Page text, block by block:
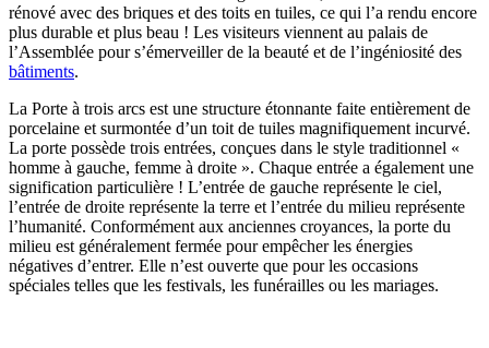
rénové avec des briques et des toits en tuiles, ce qui l’a rendu encore
plus durable et plus beau ! Les visiteurs viennent au palais de
l’Assemblée pour s’émerveiller de la beauté et de l’ingéniosité des
bâtiments.
La Porte à trois arcs est une structure étonnante faite entièrement de
porcelaine et surmontée d’un toit de tuiles magnifiquement incurvé.
La porte possède trois entrées, conçues dans le style traditionnel «
homme à gauche, femme à droite ». Chaque entrée a également une
signification particulière ! L’entrée de gauche représente le ciel,
l’entrée de droite représente la terre et l’entrée du milieu représente
l’humanité. Conformément aux anciennes croyances, la porte du
milieu est généralement fermée pour empêcher les énergies
négatives d’entrer. Elle n’est ouverte que pour les occasions
spéciales telles que les festivals, les funérailles ou les mariages.